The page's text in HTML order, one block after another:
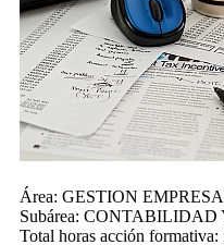
Área: GESTION
Subárea: CONTABILIDAD
Total horas acción formativa: